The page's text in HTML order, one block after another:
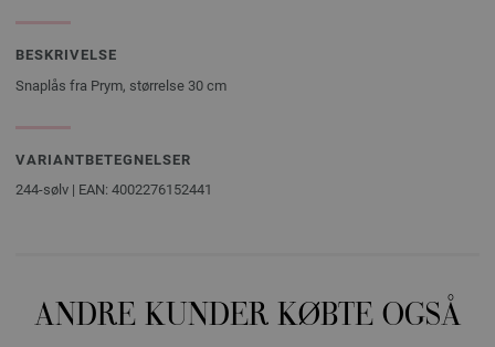
BESKRIVELSE
Snaplås fra Prym, størrelse 30 cm
VARIANTBETEGNELSER
244-sølv | EAN: 4002276152441
ANDRE KUNDER KØBTE OGSÅ